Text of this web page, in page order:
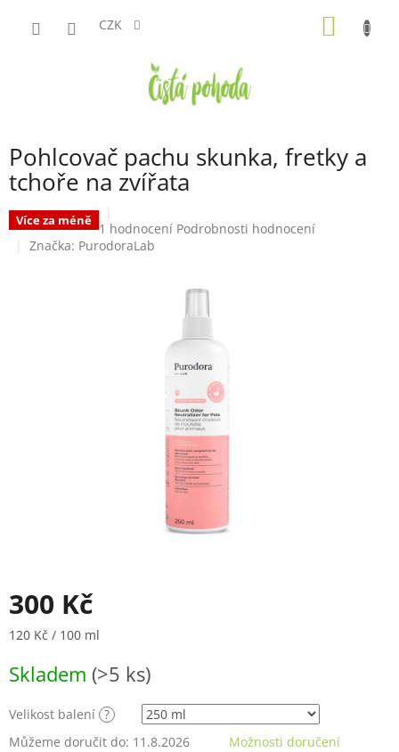
CZK
Pohlcovač pachu skunka, fretky a
tchoře na zvířata
Více za méně Průměrné
hodnocení
1 hodnocení Podrobnosti hodnocení
Značka: PurodoraLab
300 Kč
Měrná
120 Kč / 100 ml
Skladem (>5 ks)
Velikost balení ?
Můžeme doručit do: 11.8.2026 Možnosti doručení